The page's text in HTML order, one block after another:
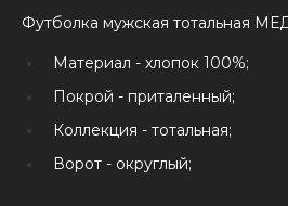
Футболка мужская тотальная
Материал - хлопок 100%;
Покрой - приталенный;
Коллекция - тотальная;
Ворот - округлый;